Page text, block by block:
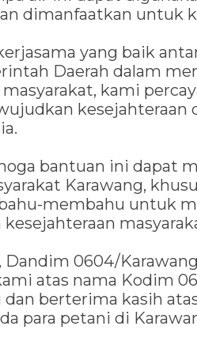
dimanfaatkan untuk
yang baik
Daerah dalam
kami
kesejahteraan
bantuan ini dapat
Karawang,
membahu untuk
Dandim 0604/
atas nama Kodim
dan berterima kasih
para petani di